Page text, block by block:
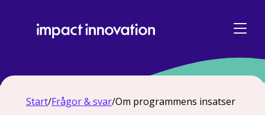
Start/Frågor & svar/Om programmens insatser